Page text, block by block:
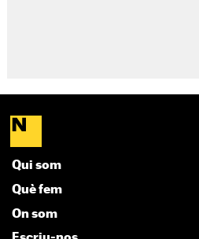
Qui som
Què fem
On som